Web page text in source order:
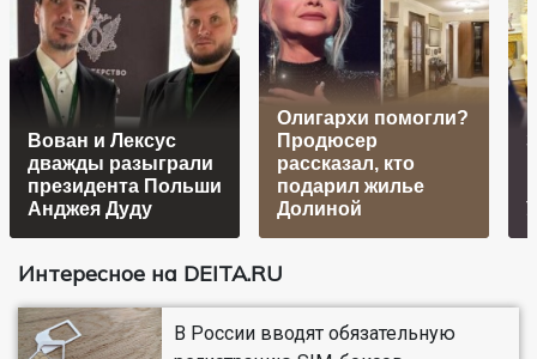
Вован и Лексус
дважды разыграли
президента Польши
Анджея Дуду
Олигархи помогли?
Продюсер
рассказал, кто
подарил жилье
Долиной
Интересное на DEITA.RU
В России вводят обязательную